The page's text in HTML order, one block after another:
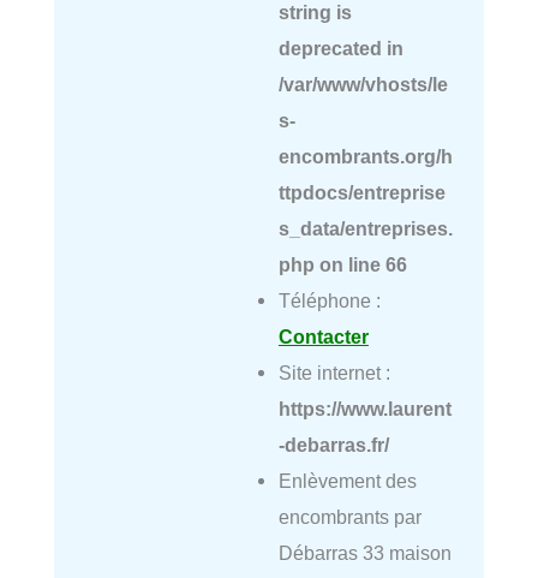
string is
deprecated in
/var/www/vhosts/le
s-
encombrants.org/h
ttpdocs/entreprise
s_data/entreprises.
php on line 66
Téléphone :
Contacter
Site internet :
https://www.laurent
-debarras.fr/
Enlèvement des
encombrants par
Débarras 33 maison